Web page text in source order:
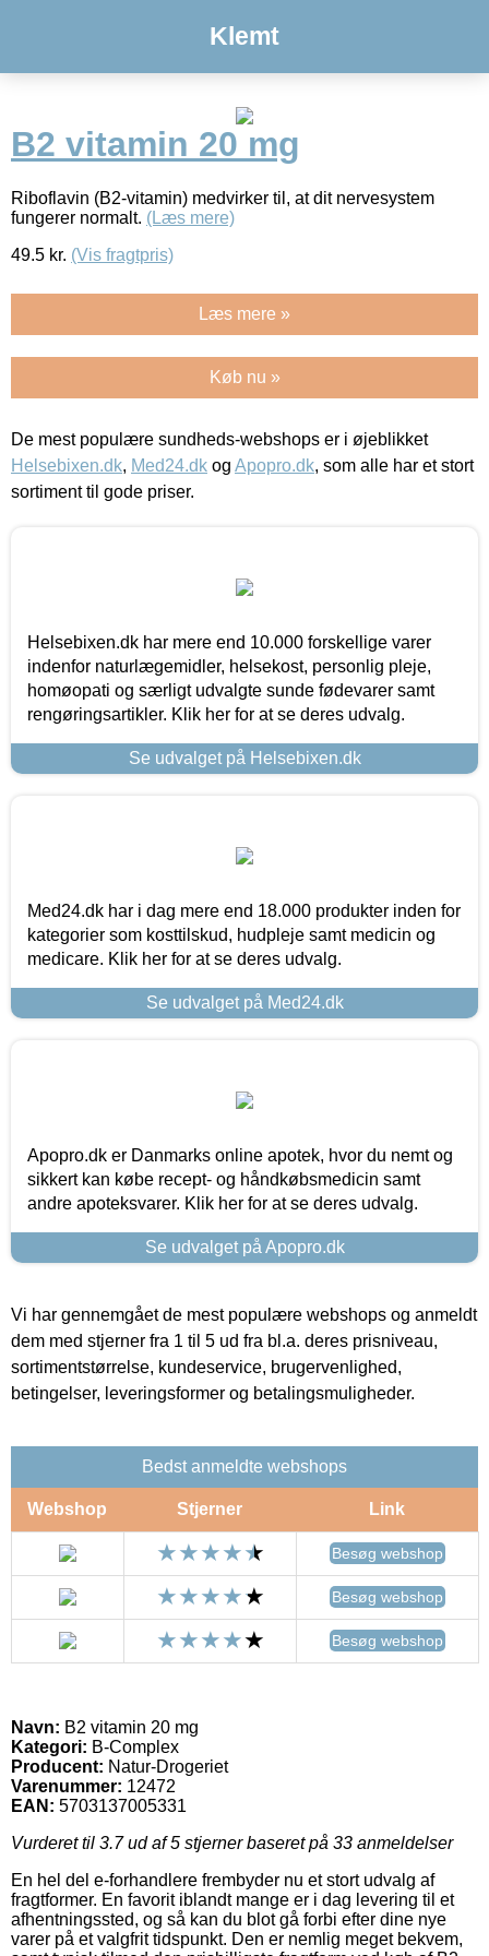
Klemt
B2 vitamin 20 mg
Riboflavin (B2-vitamin) medvirker til, at dit nervesystem
fungerer normalt. (Læs mere)
49.5 kr. (Vis fragtpris)
Læs mere »
Køb nu »
De mest populære sundheds-webshops er i øjeblikket
Helsebixen.dk, Med24.dk og Apopro.dk, som alle har et stort
sortiment til gode priser.
Helsebixen.dk har mere end 10.000 forskellige varer
indenfor naturlægemidler, helsekost, personlig pleje,
homøopati og særligt udvalgte sunde fødevarer samt
rengøringsartikler. Klik her for at se deres udvalg.
Se udvalget på Helsebixen.dk
Med24.dk har i dag mere end 18.000 produkter inden for
kategorier som kosttilskud, hudpleje samt medicin og
medicare. Klik her for at se deres udvalg.
Se udvalget på Med24.dk
Apopro.dk er Danmarks online apotek, hvor du nemt og
sikkert kan købe recept- og håndkøbsmedicin samt
andre apoteksvarer. Klik her for at se deres udvalg.
Se udvalget på Apopro.dk
Vi har gennemgået de mest populære webshops og anmeldt
dem med stjerner fra 1 til 5 ud fra bl.a. deres prisniveau,
sortimentstørrelse, kundeservice, brugervenlighed,
betingelser, leveringsformer og betalingsmuligheder.
Bedst anmeldte webshops
Webshop Stjerner Link
Besøg webshop
Besøg webshop
Besøg webshop
Navn: B2 vitamin 20 mg
Kategori: B-Complex
Producent: Natur-Drogeriet
Varenummer: 12472
EAN: 5703137005331
Vurderet til 3.7ud af 5 stjerner baseret på 33 anmeldelser
En hel del e-forhandlere frembyder nu et stort udvalg af
fragtformer. En favorit iblandt mange er i dag levering til et
afhentningssted, og så kan du blot gå forbi efter dine nye
varer på et valgfrit tidspunkt. Den er nemlig meget bekvem,